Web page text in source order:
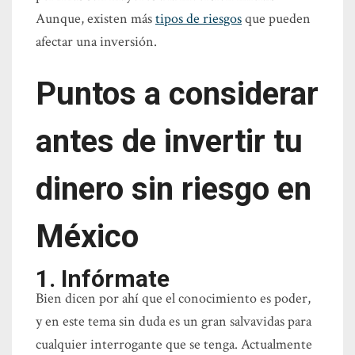
Aunque, existen mástipos de riesgosque pueden
afectar una inversión.
Puntos a considerar
antes de invertir tu
dinero sin riesgo en
México
1. Infórmate
Bien dicen por ahí que el conocimiento es poder,
y en este tema sin duda es un gran salvavidas para
cualquier interrogante que se tenga. Actualmente